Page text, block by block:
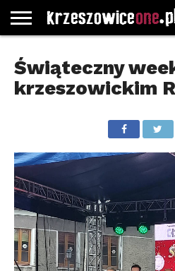
GŁÓWNA
WYBORY
SAMORZĄDOWE
WYBIERZ
KATEGORIE
ROZKŁADY
JAZDY
GREGORCZYK
WATCH
KONTAKT
Świąteczny
krzeszowickim